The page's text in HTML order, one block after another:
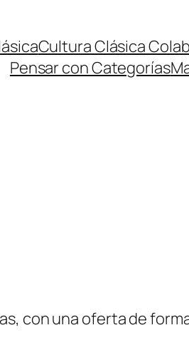
Cultura Clásica
Pensar con Categorías
con una oferta de